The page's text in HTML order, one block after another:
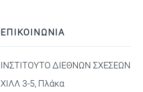
ΕΠΙΚΟΙΝΩΝΙΑ
ΙΝΣΤΙΤΟΥΤΟ ΔΙΕΘΝΩΝ ΣΧΕΣΕΩΝ
ΧΙΛΛ 3-5, Πλάκα